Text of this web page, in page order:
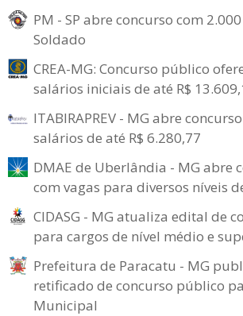
PM - SP abre concurso com
Soldado
CREA-MG: Concurso público
salários iniciais de até R$
ITABIRAPREV - MG abre
salários de até R$ 6.280,77
DMAE de Uberlândia - MG abre
com vagas para diversos níveis
CIDASG - MG atualiza edital de
para cargos de nível médio e
Prefeitura de Paracatu - MG
retificado de concurso público
Municipal